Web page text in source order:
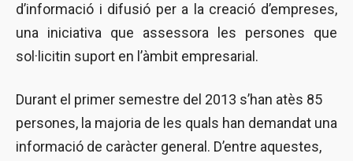
d’informació i difusió per a la creació d’empreses,
una iniciativa que assessora les persones que
sol·licitin suport en l’àmbit empresarial.
Durant el primer semestre del 2013 s’han atès 85
persones, la majoria de les quals han demandat una
informació de caràcter general. D’entre aquestes,